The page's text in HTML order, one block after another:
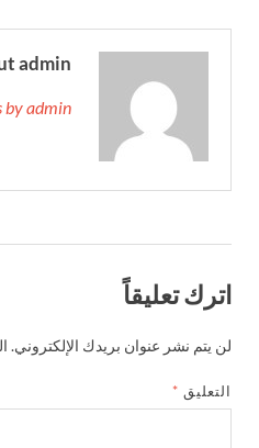
admin
admin →
اترك تعليقاً
لن يتم نشر عنوان بريدك الإلكتروني.
التعليق *